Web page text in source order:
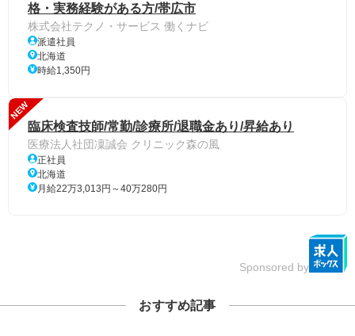
格・実務経験がある方/帯広市
株式会社テクノ・サービス 働くナビ
派遣社員
北海道
時給1,350円
NEW
臨床検査技師/常勤/診療所/退職金あり/昇給あり
医療法人社団凜誠会 クリニック森の風
正社員
北海道
月給22万3,013円～40万280円
Sponsored by
おすすめ記事